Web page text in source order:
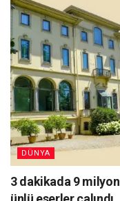
DÜNYA
3 dakikada 9